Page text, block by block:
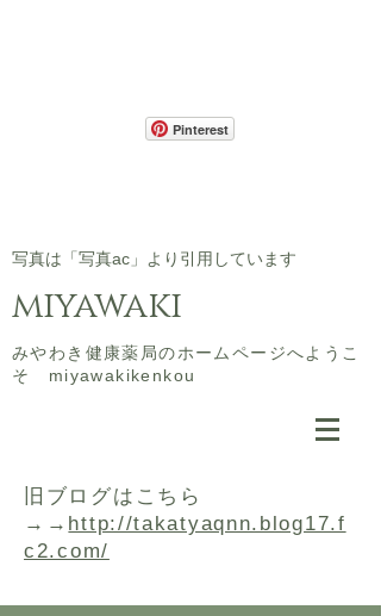
Pinterest
​写真は「写真ac」より引用しています
miyawaki
​みやわき健康薬局のホームページへようこ
そ miyawakikenkou
​旧ブログはこちら
→→ http://takatyaqnn.blog17.f
c2.com/